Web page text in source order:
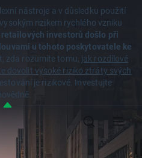
nástroje a v důsledku použití
rizikem rychlého vzniku
retailových investorů došlo při
u tohoto poskytovatele ke
zda rozumíte tomu, jak rozdílové
dovolit vysoké riziko ztráty svých
je rizikové. Investujte